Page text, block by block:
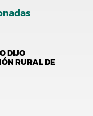
DIJO
RURAL DE